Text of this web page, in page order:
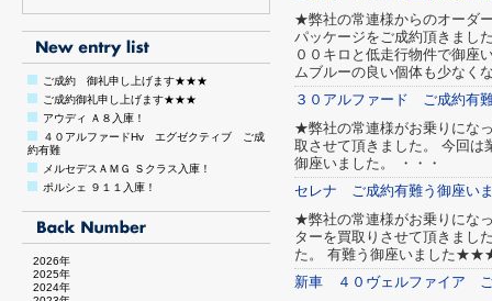
ご成約 御礼申し上げます★★★
ご成約御礼申し上げます★★★
アウディ Ａ８入庫！
４０アルファードHv エグゼクティブ ご成
約有難
メルセデスＡＭＧ Ｓクラス入庫！
ポルシェ ９１１入庫！
2026年
2025年
2024年
★弊社の常連様からのオー
パッケージをご成約頂きまし
００キロと低走行物件で御座
ムブルーの良い個体も少なく
３０アルファード ご成約
★弊社の常連様がお乗りにな
取させて頂きました。 今回は
御座いました。 ・・・
セレナ ご成約有難う御座
★弊社の常連様がお乗りにな
ターを買取りさせて頂きまし
た。 有難う御座いました
新車 ４０ヴェルファイア